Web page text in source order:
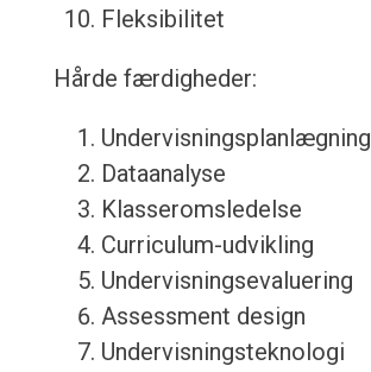
Fleksibilitet
Hårde færdigheder:
Undervisningsplanlægning
Dataanalyse
Klasseromsledelse
Curriculum-udvikling
Undervisningsevaluering
Assessment design
Undervisningsteknologi